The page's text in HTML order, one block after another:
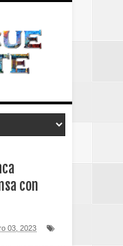
con
03, 2023